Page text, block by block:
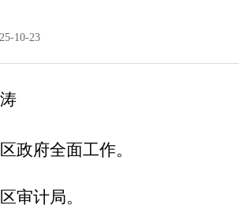
10-23
政府全面工作。
审计局。